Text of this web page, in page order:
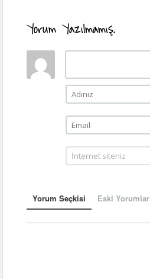
Yorum Yazılmamış.
Yorum Seçkisi Eski Yorumlar